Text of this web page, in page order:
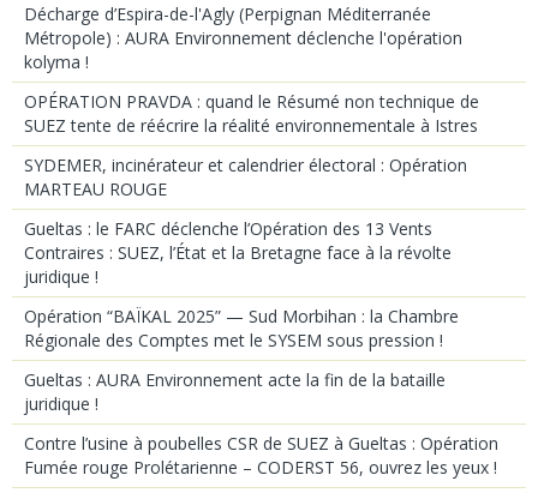
Décharge d’Espira-de-l'Agly (Perpignan Méditerranée
Métropole) : AURA Environnement déclenche l'opération
kolyma !
OPÉRATION PRAVDA : quand le Résumé non technique de
SUEZ tente de réécrire la réalité environnementale à Istres
SYDEMER, incinérateur et calendrier électoral : Opération
MARTEAU ROUGE
Gueltas : le FARC déclenche l’Opération des 13 Vents
Contraires : SUEZ, l’État et la Bretagne face à la révolte
juridique !
Opération “BAÏKAL 2025” — Sud Morbihan : la Chambre
Régionale des Comptes met le SYSEM sous pression !
Gueltas : AURA Environnement acte la fin de la bataille
juridique !
Contre l’usine à poubelles CSR de SUEZ à Gueltas : Opération
Fumée rouge Prolétarienne – CODERST 56, ouvrez les yeux !